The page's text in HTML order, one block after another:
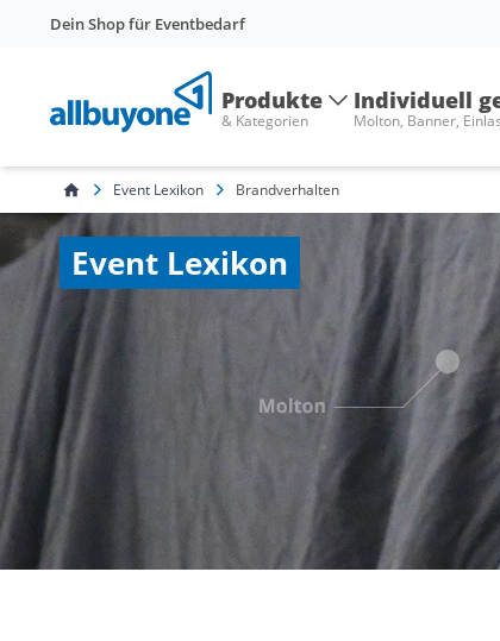
Dein Shop für Eventbedarf
Produkte
& Kategorien
Individuell
Molton, Banner,
Event Lexikon Brandverhalten
Event Lexikon